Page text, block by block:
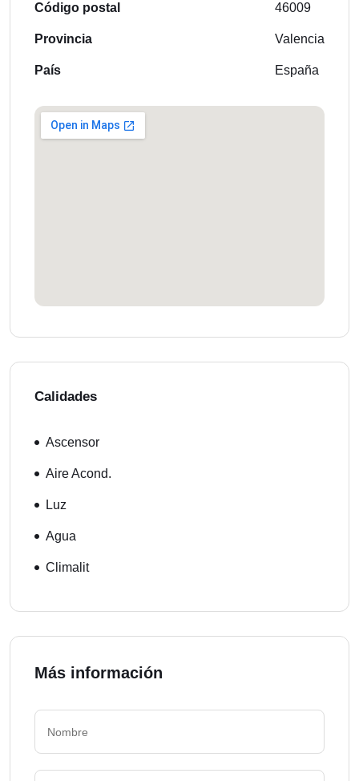
Código postal
Provincia
País
46009
Valencia
España
Calidades
Ascensor
Aire Acond.
Luz
Agua
Climalit
Más información